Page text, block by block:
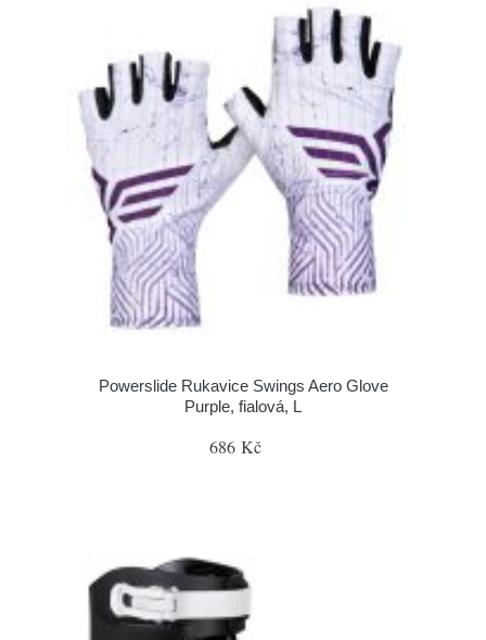
Powerslide Rukavice Swings Aero Glove
Purple, fialová, L
686 Kč